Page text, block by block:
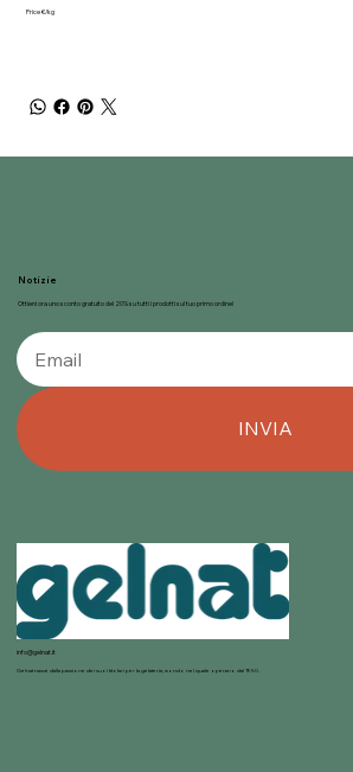
Price €/kg
Notizie
Ottieni ora uno sconto gratuito del 20% su tutti i prodotti sul tuo primo ordine!
INVIA
info@gelnat.it
Gelnat nasce dalla passione dei suoi titolari per la gelateria, mondo nel quale operano dal 1950.